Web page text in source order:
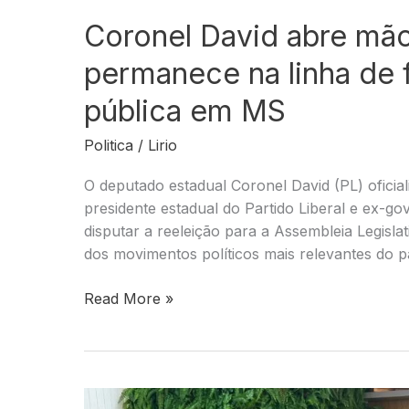
Coronel David abre
permanece na linha
pública em MS
Politica / Lirio
O deputado estadual Coronel David (PL)
presidente estadual do Partido Liberal e ex-
disputar a reeleição para a Assembleia
dos movimentos políticos mais relevantes do
Coronel
da
Read More »